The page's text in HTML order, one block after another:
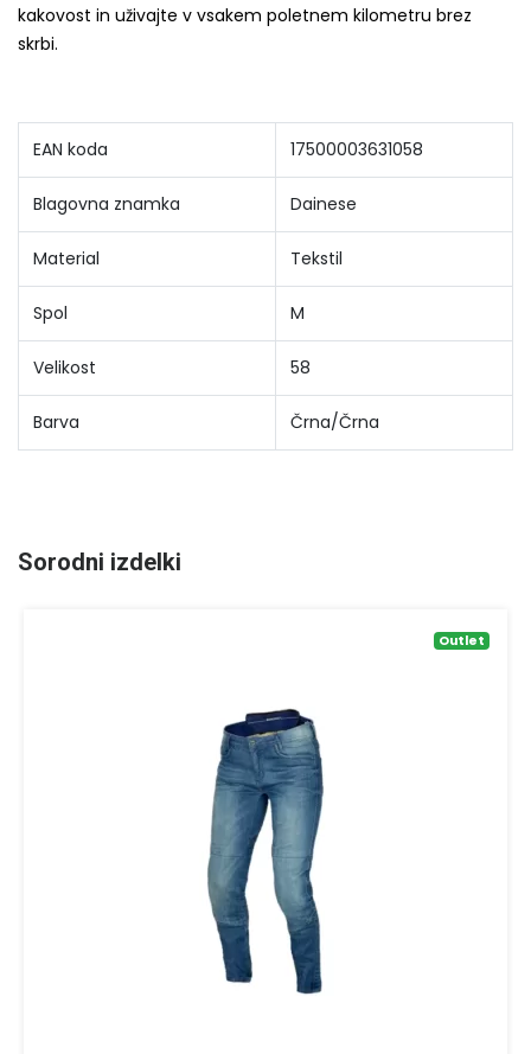
kakovost in uživajte v vsakem poletnem kilometru brez
skrbi.
EAN koda 17500003631058
Blagovna znamka Dainese
Material Tekstil
Spol M
Velikost 58
Barva Črna/Črna
Sorodni izdelki
Outlet